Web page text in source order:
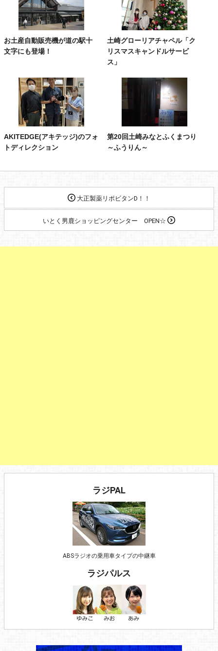
お土産自動販売機が道の駅十
文字にも登場！
土崎グローリアチャペル「ク
リスマスキャンドルサービ
ス」
AKITEDGE(アキテッジ)のフォ
トディレクション
第20回土崎みなとふくまつり
～ふうりん～
大正製薬リポビタンⅮ！！
いとく男鹿ショッピングセンター OPEN☆
ラジPAL
ABSラジオの乗用車タイプの中継車
ラジパルス